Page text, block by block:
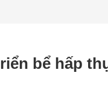
bể hấp